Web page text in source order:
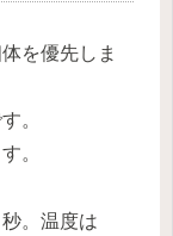
を優先しま
。
。
。温度は